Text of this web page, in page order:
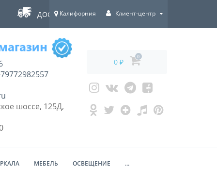
ДОСТАВКА ПО ВСЕЙ РОССИИ!
Калифорния Клиент-центр
шоссе, 125Д,
0 ₽
0
МЕБЕЛЬ ОСВЕЩЕНИЕ ...